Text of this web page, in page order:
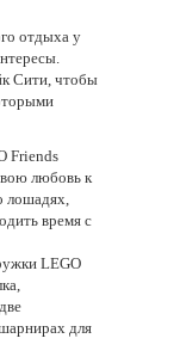
отдыха у
Сити, чтобы
Friends
любовь к
лошадях,
время с
LEGO
для